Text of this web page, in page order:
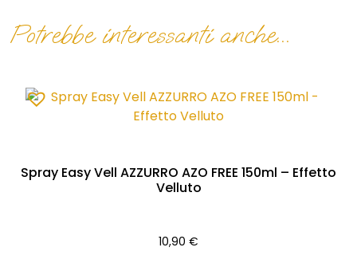
Potrebbe interessanti anche...
Spray Easy Vell AZZURRO AZO FREE 150ml – Effetto
Velluto
10,90 €